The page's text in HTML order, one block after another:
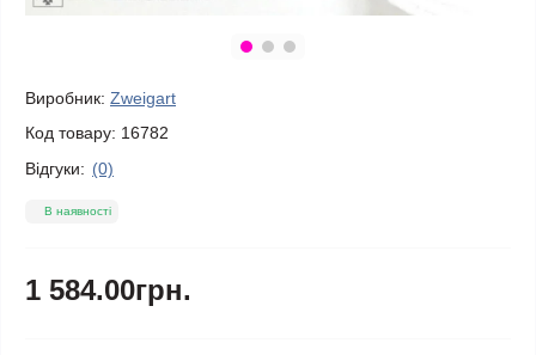
Виробник: Zweigart
Код товару: 16782
Відгуки: (0)
В наявності
1 584.00грн.